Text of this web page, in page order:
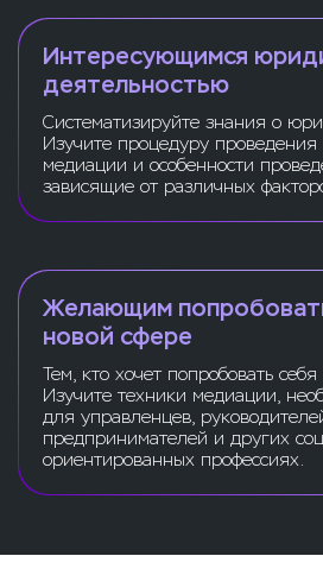
Интересующимся
деятельностью
Систематизируйте знания о
Изучите процедуру
медиации и особенности
зависящие от различных
Желающим
новой сфере
Тем, кто хочет попробовать
Изучите техники медиации,
для управленцев,
предпринимателей и других
ориентированных профессиях.